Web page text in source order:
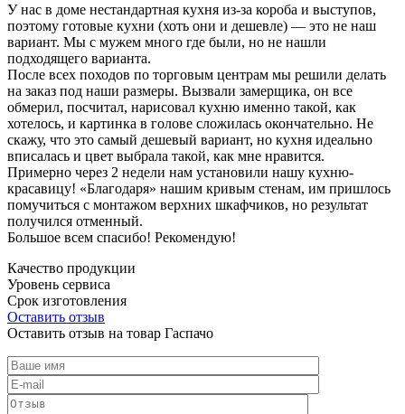
У нас в доме нестандартная кухня из-за короба и выступов,
поэтому готовые кухни (хоть они и дешевле) — это не наш
вариант. Мы с мужем много где были, но не нашли
подходящего варианта.
После всех походов по торговым центрам мы решили делать
на заказ под наши размеры. Вызвали замерщика, он все
обмерил, посчитал, нарисовал кухню именно такой, как
хотелось, и картинка в голове сложилась окончательно. Не
скажу, что это самый дешевый вариант, но кухня идеально
вписалась и цвет выбрала такой, как мне нравится.
Примерно через 2 недели нам установили нашу кухню-
красавицу! «Благодаря» нашим кривым стенам, им пришлось
помучиться с монтажом верхних шкафчиков, но результат
получился отменный.
Большое всем спасибо! Рекомендую!
Качество продукции
Уровень сервиса
Срок изготовления
Оставить отзыв
Оставить отзыв на товар Гаспачо